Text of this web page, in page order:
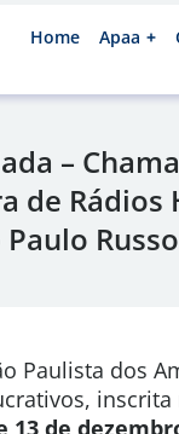
Home Apaa
–
de Rádios
Russo
Paulista dos
13 de